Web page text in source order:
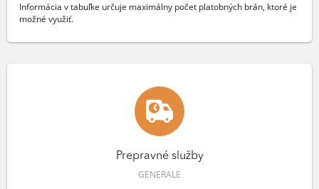
Informácia v tabuľke určuje maximálny počet platobných brán, ktoré je
možné využiť.
Prepravné služby
GENERALE